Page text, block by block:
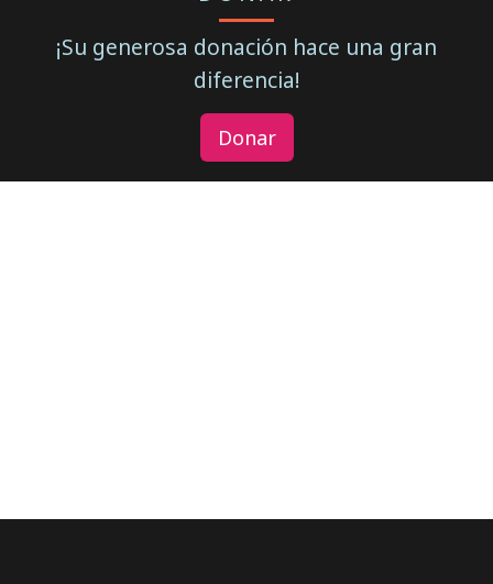
¡Su generosa donación hace una gran
diferencia!
Donar